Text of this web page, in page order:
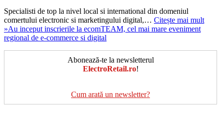
Specialisti de top la nivel local si international din domeniul
comertului electronic si marketingului digital,… Citește mai mult
»Au inceput inscrierile la ecomTEAM, cel mai mare eveniment
regional de e-commerce si digital
Abonează-te la newsletterul
ElectroRetail.ro!
Cum arată un newsletter?